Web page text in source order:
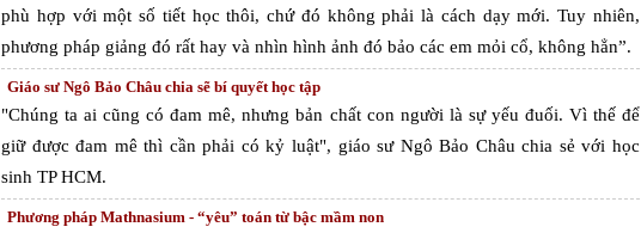
phù hợp với một số tiết học thôi, chứ đó không phải là cách dạy mới. Tuy nhiên,
phương pháp giảng đó rất hay và nhìn hình ảnh đó bảo các em mỏi cổ, không hẳn”.
Giáo sư Ngô Bảo Châu chia sẽ bí quyết học tập
"Chúng ta ai cũng có đam mê, nhưng bản chất con người là sự yếu đuối. Vì thế để
giữ được đam mê thì cần phải có kỷ luật", giáo sư Ngô Bảo Châu chia sẻ với học
sinh TP HCM.
Phương pháp Mathnasium - “yêu” toán từ bậc mầm non